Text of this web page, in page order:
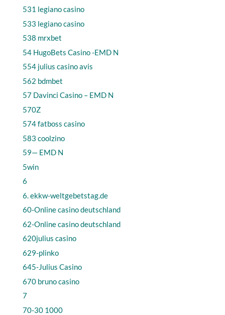
531 legiano casino
533 legiano casino
538 mrxbet
54 HugoBets Casino -EMD N
554 julius casino avis
562 bdmbet
57 Davinci Casino – EMD N
570Z
574 fatboss casino
583 coolzino
59— EMD N
5win
6
6. ekkw-weltgebetstag.de
60-Online casino deutschland
62-Online casino deutschland
620julius casino
629-plinko
645-Julius Casino
670 bruno casino
7
70-30 1000